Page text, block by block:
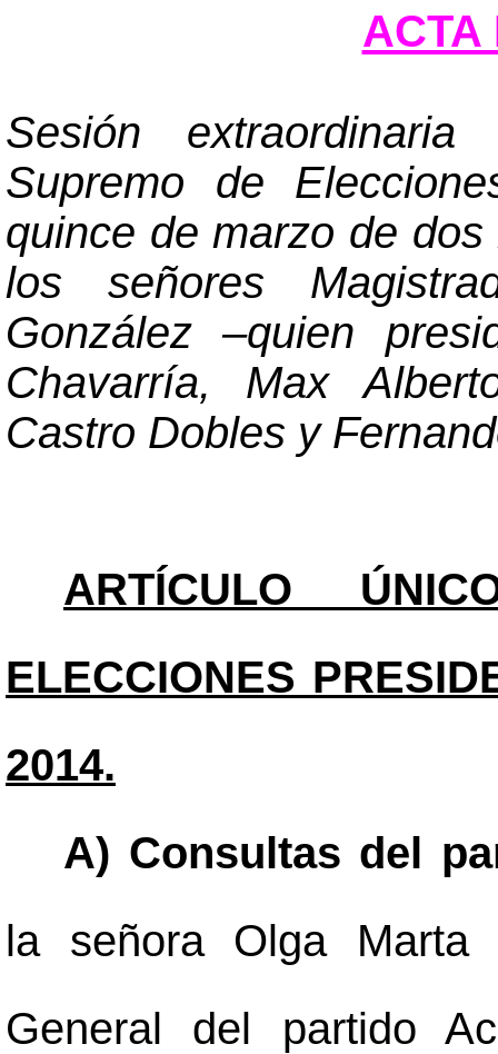
ACTA
Sesión
Supremo de
quince de marzo de
los señores
González–quien
Chavarría, Max
Castro Dobles y
ARTÍCULO
ELECCIONES
2014.
A) Consultas del
la señora Olga Marta
General del partido